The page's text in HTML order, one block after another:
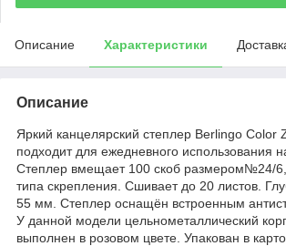
Описание Характеристики
Описание
Яркий канцелярский степлер Berlingo Color
подходит для ежедневного использования
Степлер вмещает 100 скоб размером№24/
типа скрепления. Сшивает до 20 листов.
55 мм. Степлер оснащён встроенным
У данной модели цельнометаллический
выполнен в розовом цвете. Упакован в